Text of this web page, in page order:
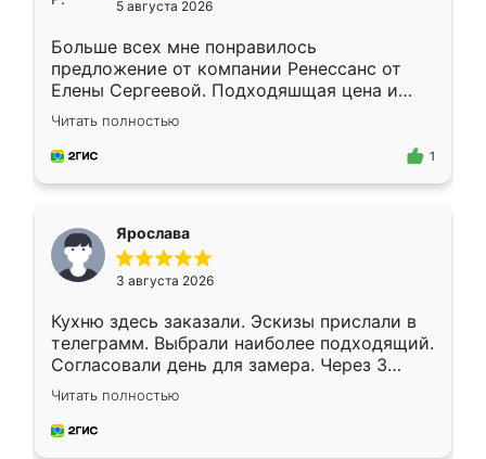
5 августа 2026
Больше всех мне понравилось
предложение от компании Ренессанс от
Елены Сергеевой. Подходяшщая цена и
короткие сроки изготовления. Приехавший
для замера сотрудник Владислав
предложил по моему эскизу самый
Читать полностью
1
Ярослава
3 августа 2026
Кухню здесь заказали. Эскизы прислали в
телеграмм. Выбрали наиболее подходящий.
Согласовали день для замера. Через 3
недели кухня была уже готова. Остались
довольны работой. Спасибо Ренессанс
мебель за качественную работу!
Читать полностью